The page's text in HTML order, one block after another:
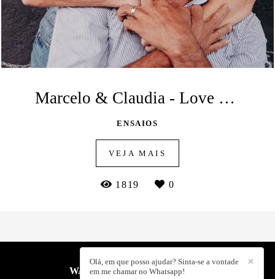
Marcelo & Claudia - Love Session
ENSAIOS
VEJA MAIS
1819 0
WALNEY MUNIZ/CONTATO
✕
Olá, em que posso ajudar? Sinta-se a vontade
em me chamar no Whatsapp!